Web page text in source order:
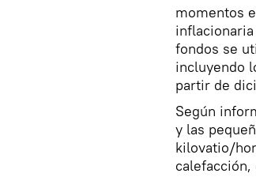
momentos
fondos se
incluyendo
partir de
Según
y las
kilovatio/